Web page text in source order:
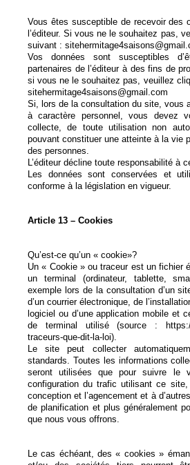
Vous êtes susceptible de recevoir des
l’éditeur. Si vous ne le souhaitez pas,
suivant :
Vos données sont susceptibles
partenaires de l’éditeur à des fins de
si vous ne le souhaitez pas, veuillez
sitehermitage4saisons@gmail.com
Si, lors de la consultation du site, vous
à caractère personnel, vous devez
collecte, de toute utilisation non
pouvant constituer une atteinte à la vie
des personnes.
L’éditeur décline toute responsabilité à
Les données sont conservées et
conforme à la législation en vigueur.
Article 13 – Cookies
Qu’est-ce qu’un « cookie»?
Un « Cookie » ou traceur est un fichier
un terminal (ordinateur, tablette,
exemple lors de la consultation d’un
d’un courrier électronique, de
logiciel ou d’une application mobile et
de terminal utilisé (source : https://
traceurs-que-dit-la-loi).
Le site peut collecter
standards. Toutes les informations
seront utilisées que pour suivre le
configuration du trafic utilisant ce
conception et l’agencement et à
de planification et plus généralement
que nous vous offrons.
Le cas échéant, des « cookies »